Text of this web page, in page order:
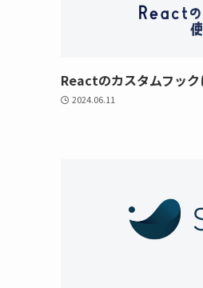
Reactのカスタムフック
2024.06.11